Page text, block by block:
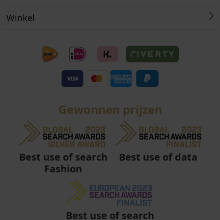
Winkel
Gewonnen prijzen
Best use of search
Fashion
Best use of data
Best use of search